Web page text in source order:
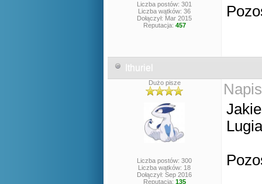
Liczba postów: 301
Liczba wątków: 36
Dołączył: Mar 2015
Reputacja: 457
Ithuriel
Dużo pisze
Liczba postów: 300
Liczba wątków: 18
Dołączył: Sep 2016
Reputacja: 135